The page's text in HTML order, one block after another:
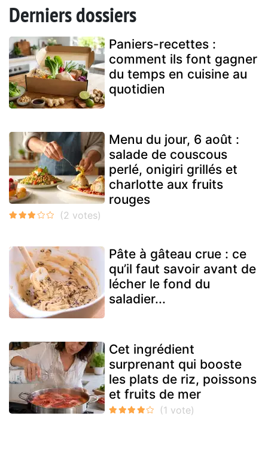
Derniers dossiers
Paniers-recettes :
comment ils font gagner
du temps en cuisine au
quotidien
Menu du jour, 6 août :
salade de couscous
perlé, onigiri grillés et
charlotte aux fruits
rouges
Pâte à gâteau crue : ce
qu’il faut savoir avant de
lécher le fond du
saladier...
Cet ingrédient
surprenant qui booste
les plats de riz, poissons
et fruits de mer